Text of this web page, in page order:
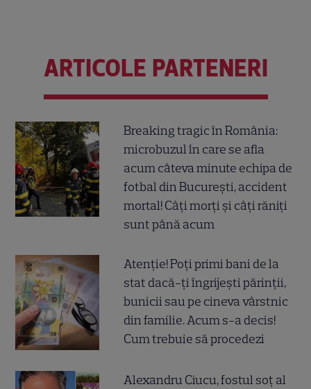
ARTICOLE PARTENERI
Breaking tragic în România:
microbuzul în care se afla
acum câteva minute echipa de
fotbal din București, accident
mortal! Câți morți și câți răniți
sunt până acum
Atenție! Poți primi bani de la
stat dacă-ți îngrijești părinții,
bunicii sau pe cineva vârstnic
din familie. Acum s-a decis!
Cum trebuie să procedezi
Alexandru Ciucu, fostul soț al